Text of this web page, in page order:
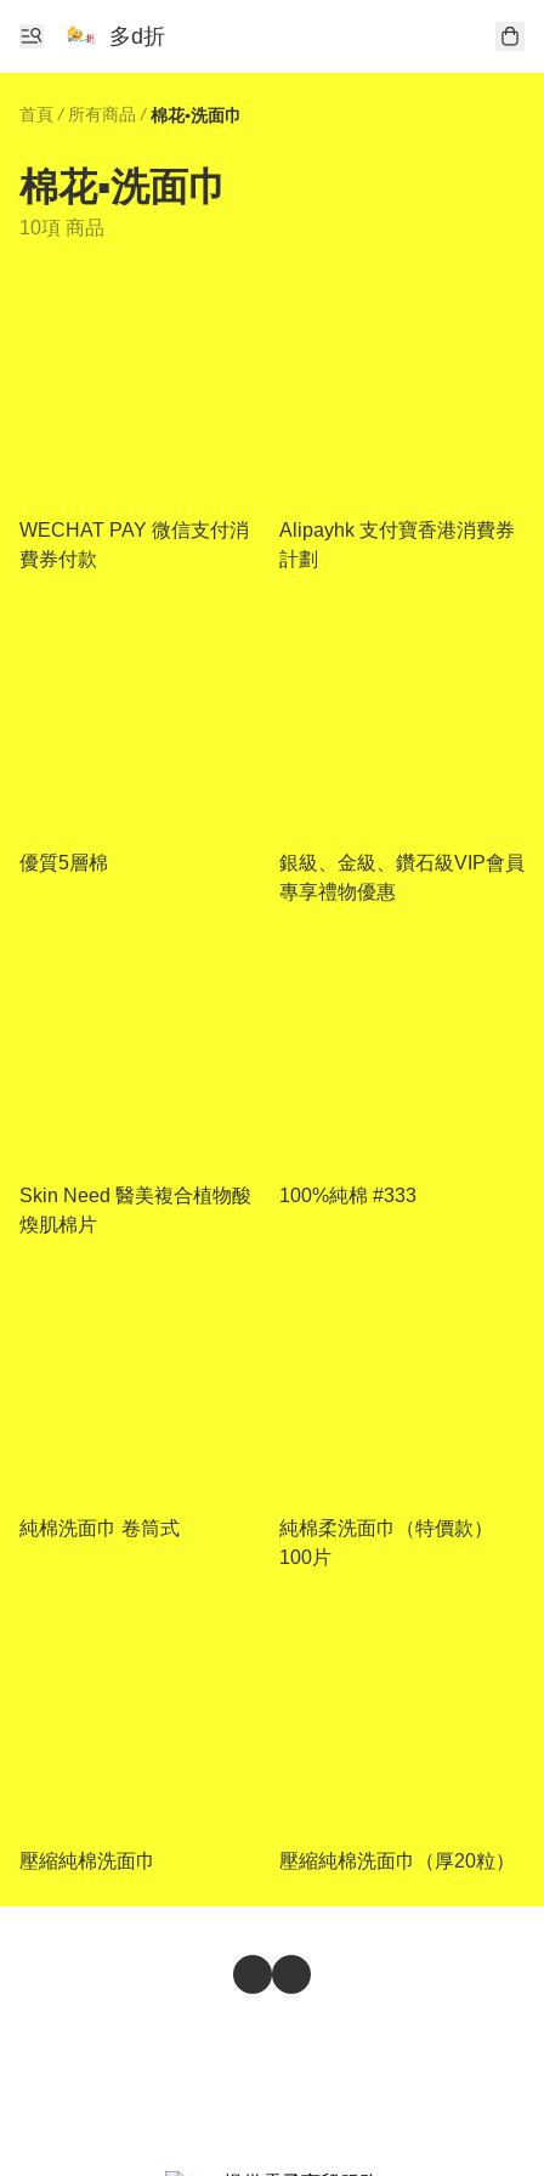
多d折
首頁 / 所有商品 / 棉花▪洗面巾
棉花▪洗面巾
10項 商品
WECHAT PAY 微信支付消
費券付款
Alipayhk 支付寶香港消費券
計劃
優質5層棉
銀級、金級、鑽石級VIP會員
專享禮物優惠
Skin Need 醫美複合植物酸
煥肌棉片
100%純棉 #333
純棉洗面巾 卷筒式
純棉柔洗面巾（特價款）
100片
壓縮純棉洗面巾 壓縮純棉洗面巾（厚20粒）